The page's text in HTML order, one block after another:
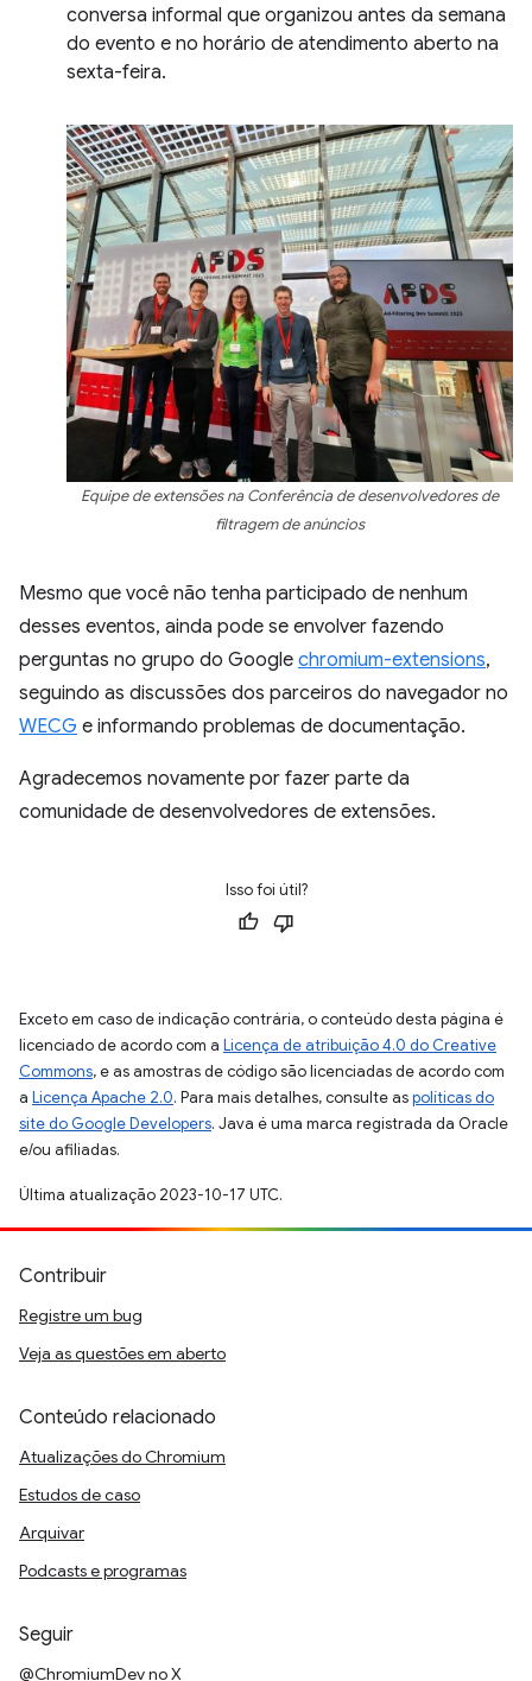
conversa informal que organizou antes da semana
do evento e no horário de atendimento aberto na
sexta-feira.
Equipe de extensões na Conferência de desenvolvedores de
filtragem de anúncios
Mesmo que você não tenha participado de nenhum
desses eventos, ainda pode se envolver fazendo
perguntas no grupo do Google chromium-extensions,
seguindo as discussões dos parceiros do navegador no
WECG e informando problemas de documentação.
Agradecemos novamente por fazer parte da
comunidade de desenvolvedores de extensões.
Isso foi útil?
Exceto em caso de indicação contrária, o conteúdo desta página é
licenciado de acordo com a Licença de atribuição 4.0 do Creative
Commons, e as amostras de código são licenciadas de acordo com
a Licença Apache 2.0. Para mais detalhes, consulte aspolíticas do
site do Google Developers. Java é uma marca registrada da Oracle
e/ou afiliadas.
Última atualização 2023-10-17 UTC.
Contribuir
Registre um bug
Veja as questões em aberto
Conteúdo relacionado
Atualizações do Chromium
Estudos de caso
Arquivar
Podcasts e programas
Seguir
@ChromiumDev no X